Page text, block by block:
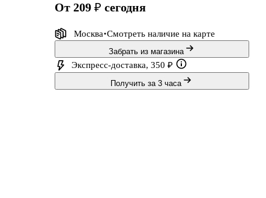
от 209 ₽ сегодня
Москва Смотреть наличие на карте
Забрать из магазина
Экспресс-доставка, 350 ₽
Получить за 3 часа